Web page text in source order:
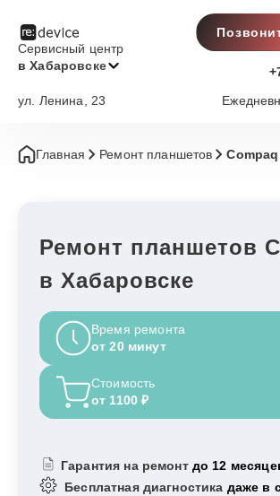
Сервисный центр
в Хабаровске
ул. Ленина, 23
Главная Ремонт планшетов Compaq
Ремонт планшетов
в Хабаровске
Время ремонта
от 20 минут
Стоимость
от 1100 ₽
Гарантия на ремонт до 12
Бесплатная диагностика даже в